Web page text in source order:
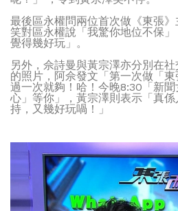
最後區永權問兩位首次做《東張
笑對區永權說「我驚你地位不保
覺得幾好玩」。
另外，佘詩曼與黃宗澤亦分別在
的照片，阿佘發文「第一次做「
過一次就夠！哈！今晚8:30「新
心」等你」，黃宗澤則表示「真
持，又幾好玩喎！」